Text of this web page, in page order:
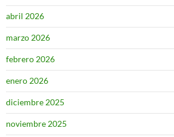
abril 2026
marzo 2026
febrero 2026
enero 2026
diciembre 2025
noviembre 2025